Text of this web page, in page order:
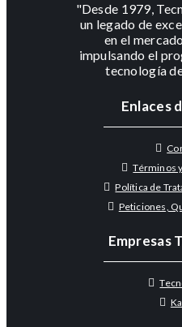
"Desde 1979,
un legado de
en el
impulsando el
tecnología
Enlaces
Términos
Política de
Peticiones,
Empresas